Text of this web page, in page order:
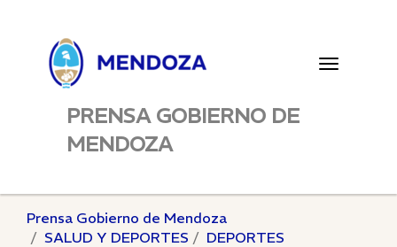
Toggle
PRENSA GOBIERNO DE
MENDOZA
Prensa Gobierno de Mendoza
SALUD Y DEPORTES
DEPORTES